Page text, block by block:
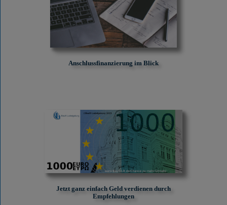
Anschlussfinanzierung im Blick
Jetzt ganz einfach Geld verdienen durch
Empfehlungen